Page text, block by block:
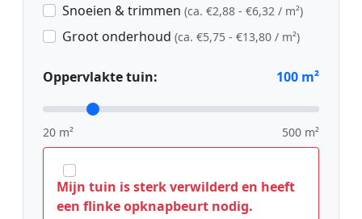
Snoeien & trimmen (ca. €2,88 - €6,32 / m²)
Groot onderhoud (ca. €5,75 - €13,80 / m²)
Oppervlakte tuin: 100 m²
20 m² 500 m²
Mijn tuin is sterk verwilderd en heeft
een flinke opknapbeurt nodig.